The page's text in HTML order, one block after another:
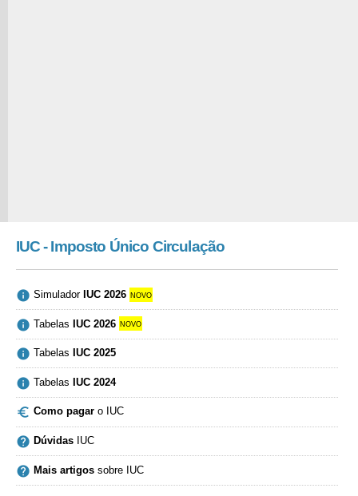
IUC - Imposto Único Circulação
 Simulador IUC 2026 novo
 Tabelas IUC 2026 novo
 Tabelas IUC 2025
 Tabelas IUC 2024
 Como pagaro IUC
 DúvidasIUC
 Mais artigossobre IUC